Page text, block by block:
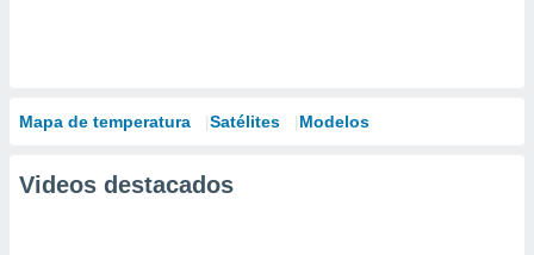
Mapa de temperatura Satélites Modelos
Videos destacados